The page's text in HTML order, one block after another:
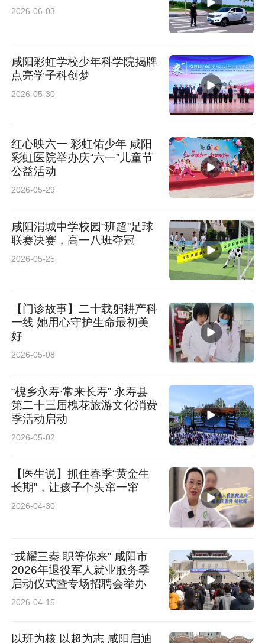
2026-06-03
咸阳彩虹学校少年科学院揭牌
点亮学子科创梦
2026-05-30
红心映六一 彩虹佑少年 咸阳
彩虹医院举办庆“六一”儿童节
公益活动
2026-05-29
咸阳渭城中学校园“班超”足球
联赛决赛，高一八班夺冠
2026-05-25
【门诊故事】二十载躬耕产科
一线 她用心守护生命最初美
好
2026-05-08
“槐乡永寿∙常来长寿” 永寿县
第二十三届槐花旅游文化消费
季活动启动
2026-05-02
【医生说】抓住春季“黄金生
长期”，让孩子个头窜一窜
2026-04-30
“戎耀三秦 职等你来” 咸阳市
2026年退役军人就业服务季
启动仪式暨专场招聘会举办
2026-04-15
以班为核 以超为志 咸阳启迪